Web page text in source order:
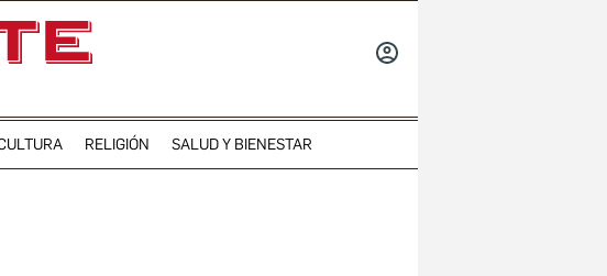
RELIGIÓN SALUD Y BIENESTAR